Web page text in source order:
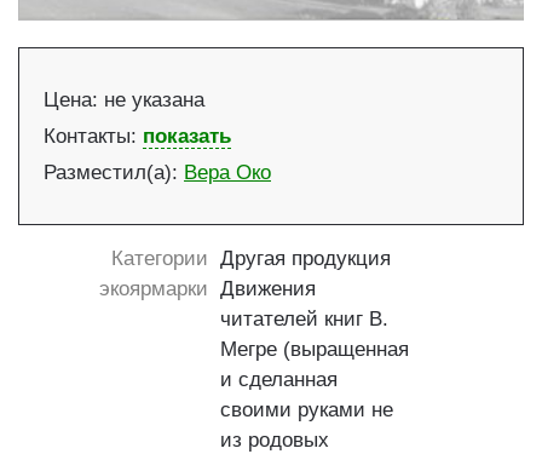
Цена: не указана
Контакты: показать
Разместил(а): Вера Око
Категории
экоярмарки
Другая продукция
Движения
читателей книг В.
Мегре (выращенная
и сделанная
своими руками не
из родовых